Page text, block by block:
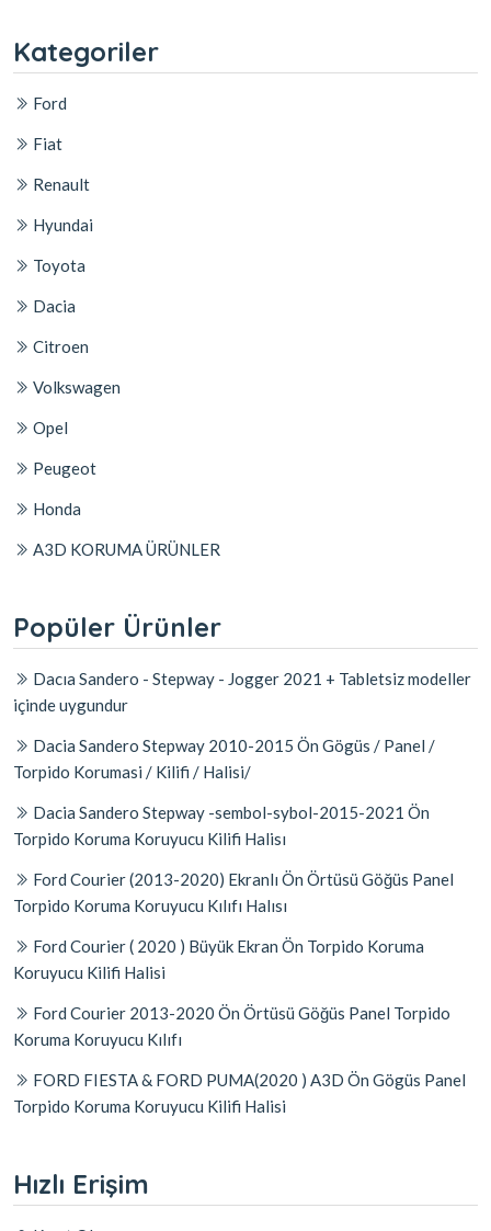
Kategoriler
Ford
Fiat
Renault
Hyundai
Toyota
Dacia
Citroen
Volkswagen
Opel
Peugeot
Honda
A3D KORUMA ÜRÜNLER
Popüler Ürünler
Dacıa Sandero - Stepway - Jogger 2021 + Tabletsiz modeller
içinde uygundur
Dacia Sandero Stepway 2010-2015 Ön Gögüs / Panel /
Torpido Korumasi / Kilifi / Halisi/
Dacia Sandero Stepway -sembol-sybol-2015-2021 Ön
Torpido Koruma Koruyucu Kilifi Halisı
Ford Courier (2013-2020) Ekranlı Ön Örtüsü Göğüs Panel
Torpido Koruma Koruyucu Kılıfı Halısı
Ford Courier ( 2020 ) Büyük Ekran Ön Torpido Koruma
Koruyucu Kilifi Halisi
Ford Courier 2013-2020 Ön Örtüsü Göğüs Panel Torpido
Koruma Koruyucu Kılıfı
FORD FIESTA & FORD PUMA(2020 ) A3D Ön Gögüs Panel
Torpido Koruma Koruyucu Kilifi Halisi
Hızlı Erişim